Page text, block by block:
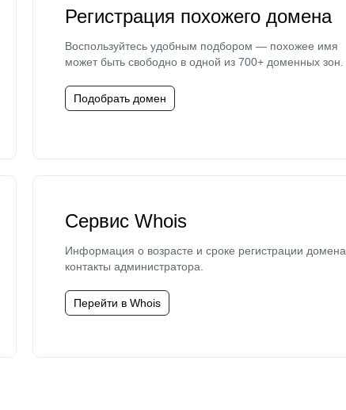
Регистрация похожего домена
Воспользуйтесь удобным подбором — похожее имя
может быть свободно в одной из 700+ доменных зон.
Подобрать домен
Сервис Whois
Информация о возрасте и сроке регистрации домена,
контакты администратора.
Перейти в Whois